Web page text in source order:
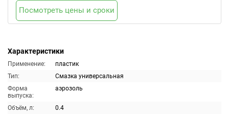
Характеристики
Применение:
пластик
Тип:
Смазка универсальная
Форма
выпуска:
аэрозоль
Объём, л:
0.4
Посмотреть цены и сроки